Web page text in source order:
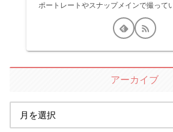
ポートレートやスナップメインで撮って
アーカイブ